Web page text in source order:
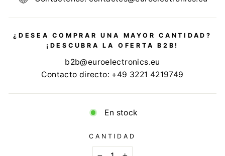
¿DESEA COMPRAR UNA MAYOR CANTIDAD?
¡DESCUBRA LA OFERTA B2B!
b2b@euroelectronics.eu
Contacto directo: +49 3221 4219749
En stock
CANTIDAD